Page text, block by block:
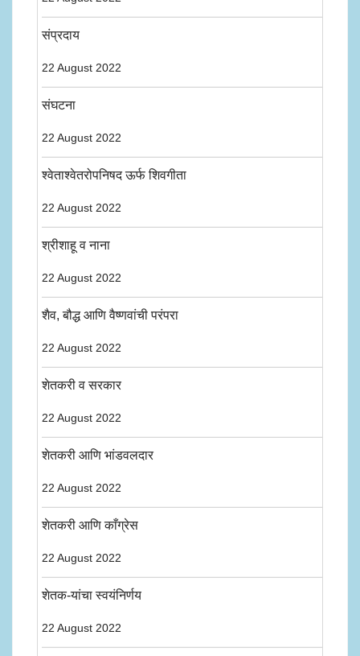
संप्रदाय
22 August 2022
संघटना
22 August 2022
श्वेताश्वेतरोपनिषद ऊर्फ शिवगीता
22 August 2022
श्रीशाहू व नाना
22 August 2022
शैव, बौद्ध आणि वैष्णवांची परंपरा
22 August 2022
शेतकरी व सरकार
22 August 2022
शेतकरी आणि भांडवलदार
22 August 2022
शेतकरी आणि काँग्रेस
22 August 2022
शेतक-यांचा स्वयंनिर्णय
22 August 2022